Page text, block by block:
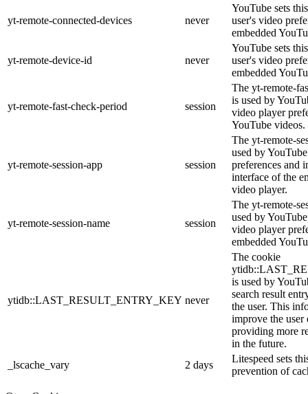
yt-remote-connected-devices never
YouTube sets
user's video
embedded
yt-remote-device-id never
YouTube sets
user's video
embedded
yt-remote-fast-check-period session
The yt-remote-
is used by
video player
YouTube videos.
yt-remote-session-app session
The yt-remote-
used by
preferences and
interface of the
video player.
yt-remote-session-name session
The yt-remote-
used by
video player
embedded
ytidb::LAST_RESULT_ENTRY_KEY never
The cookie
is used by
search result
the user. This
improve the user
providing more
in the future.
_lscache_vary
2 days
Litespeed sets
prevention of